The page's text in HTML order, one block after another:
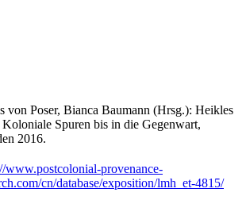
von Poser, Bianca Baumann (Hrsg.): Heikles
Koloniale Spuren bis in die Gegenwart,
2016.
www.postcolonial-provenance-
cn/database/exposition/lmh_et-4815/